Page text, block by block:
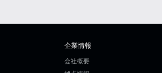
企業情報
会社概要